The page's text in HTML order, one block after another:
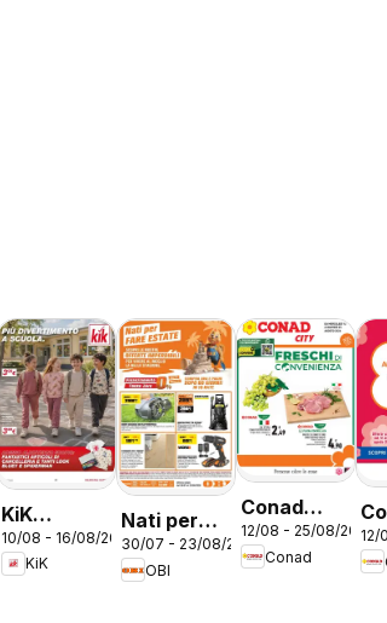
KiK
volantino
Più
10/08 - 16/08/2026
KiK
Nati per
fare estate
30/07 - 23/08/2026
OBI
Conad
volantino
City Lazio
12/08 - 25/08/2026
Conad